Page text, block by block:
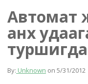
Автомат
анх
By: Unknown on 5/31/2012